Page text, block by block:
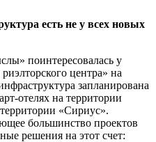
есть не у всех новых
поинтересовалась у
центра» на
запланирована
отелях на территории
«Сириус».
большинство проектов
решения на этот счет: